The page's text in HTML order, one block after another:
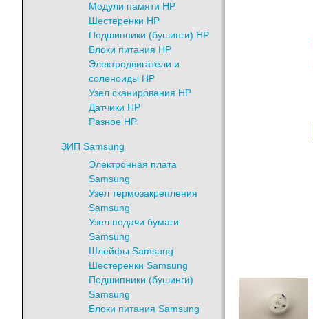
Модули памяти HP
Шестеренки HP
Подшипники (бушинги) HP
Блоки питания HP
Электродвигатели и
соленоиды HP
Узел сканирования HP
Датчики HP
Разное HP
ЗИП Samsung
Электронная плата
Samsung
Узел термозакрепления
Samsung
Узел подачи бумаги
Samsung
Шлейфы Samsung
Шестеренки Samsung
Подшипники (бушинги)
Samsung
Блоки питания Samsung